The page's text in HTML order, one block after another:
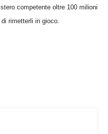
competente oltre 100 milioni
rimetterli in gioco.